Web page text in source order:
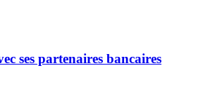
ses partenaires bancaires